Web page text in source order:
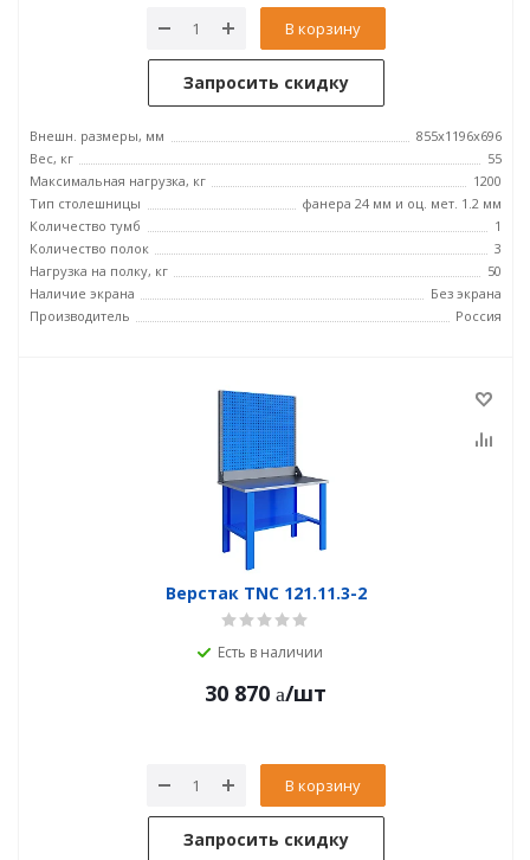
В корзину
Запросить скидку
Внешн. размеры, мм
855x1196x696
Вес, кг
55
Максимальная нагрузка, кг
1200
Тип столешницы
фанера 24 мм и оц. мет. 1.2 мм
Количество тумб
1
Количество полок
3
Нагрузка на полку, кг
50
Наличие экрана
Без экрана
Производитель
Россия
Верстак TNC 121.11.3-2
Есть в наличии
30 870 /шт
В корзину
Запросить скидку